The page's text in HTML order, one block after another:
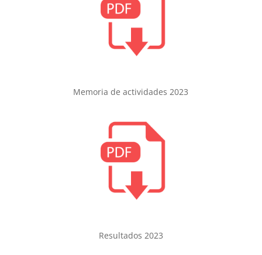
Memoria de actividades 2023
Resultados 2023